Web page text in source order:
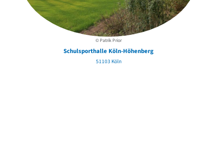
© Patrik Prior
Schulsporthalle Köln-Höhenberg
51103 Köln